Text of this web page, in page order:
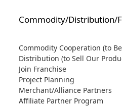
Commodity/Distribution/
Commodity Cooperation (to
Distribution (to Sell Our
Join Franchise
Project Planning
Merchant/Alliance Partners
Affiliate Partner Program